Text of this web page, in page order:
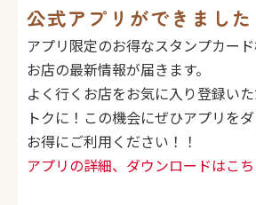
公式アプリができました
アプリ限定のお得なスタンプカード
お店の最新情報が届きます。
よく行くお店をお気に入り登録い
トクに！ この機会にぜひアプリをダ
お得にご利用ください！！
アプリの詳細、ダウンロードはこ